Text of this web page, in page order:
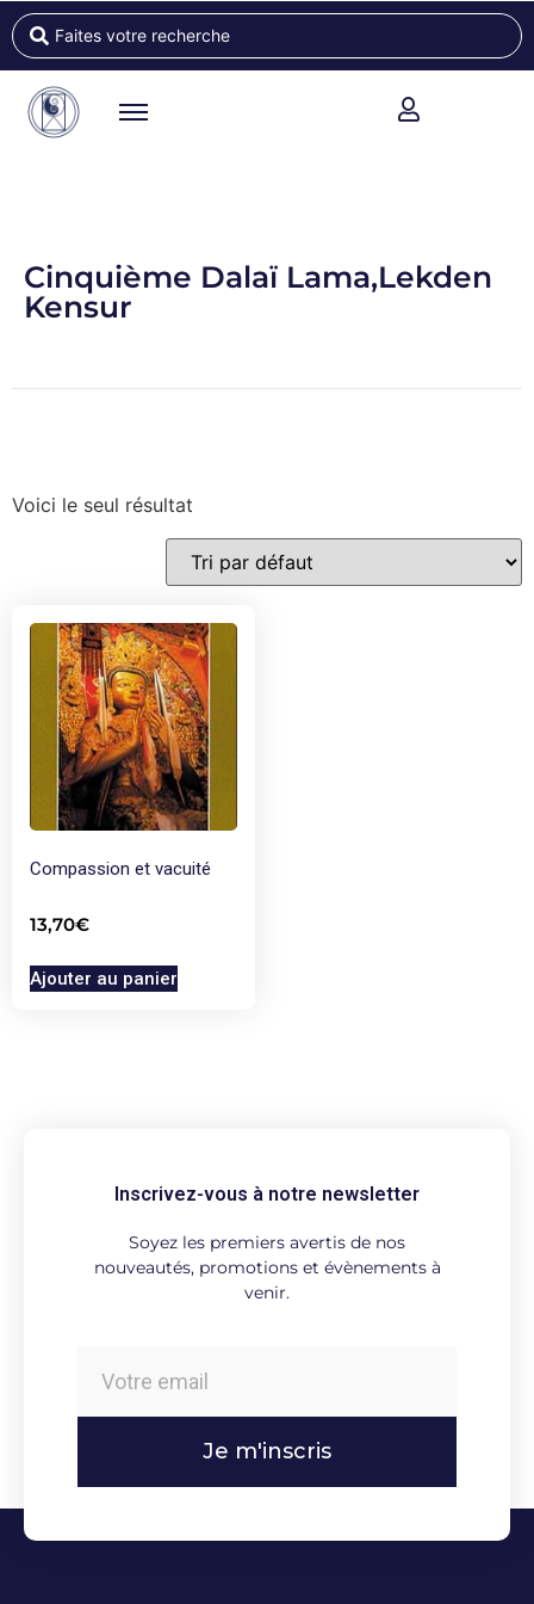
Cinquième Dalaï Lama,Lekden
Kensur
Voici le seul résultat
Compassion et vacuité
13,70€
Ajouter au panier
Inscrivez-vous à notre newsletter
Soyez les premiers avertis de nos
nouveautés, promotions et évènements à
venir.
Je m'inscris